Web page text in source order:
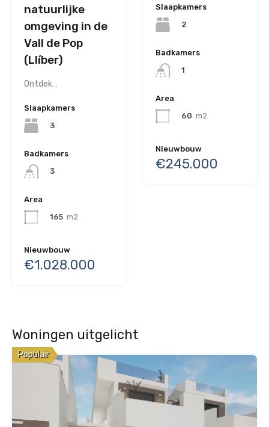
natuurlijke
omgeving in de
Vall de Pop
(Llíber)
Ontdek…
Slaapkamers
3
Badkamers
3
Area
165 m2
Nieuwbouw
€1.028.000
Slaapkamers
2
Badkamers
1
Area
60 m2
Nieuwbouw
€245.000
Woningen uitgelicht
Populair